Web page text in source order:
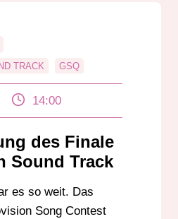
TRACK GSQ
14:00
des Finale
Sound Track
es so weit. Das
Song Contest